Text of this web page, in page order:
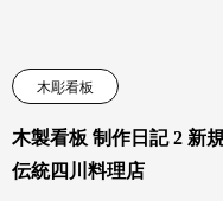
木彫看板
木製看板 制作日記 2 新
伝統四川料理店